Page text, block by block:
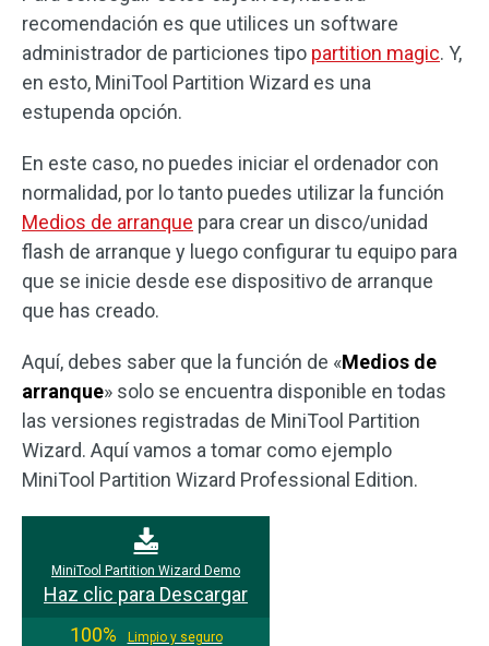
recomendación es que utilices un software
administrador de particiones tipo partition magic. Y,
en esto, MiniTool Partition Wizard es una
estupenda opción.
En este caso, no puedes iniciar el ordenador con
normalidad, por lo tanto puedes utilizar la función
Medios de arranque para crear un disco/unidad
flash de arranque y luego configurar tu equipo para
que se inicie desde ese dispositivo de arranque
que has creado.
Aquí, debes saber que la función de «Medios de
arranque» solo se encuentra disponible en todas
las versiones registradas de MiniTool Partition
Wizard. Aquí vamos a tomar como ejemplo
MiniTool Partition Wizard Professional Edition.
MiniTool Partition Wizard Demo
Haz clic para Descargar
100%
Limpio y seguro